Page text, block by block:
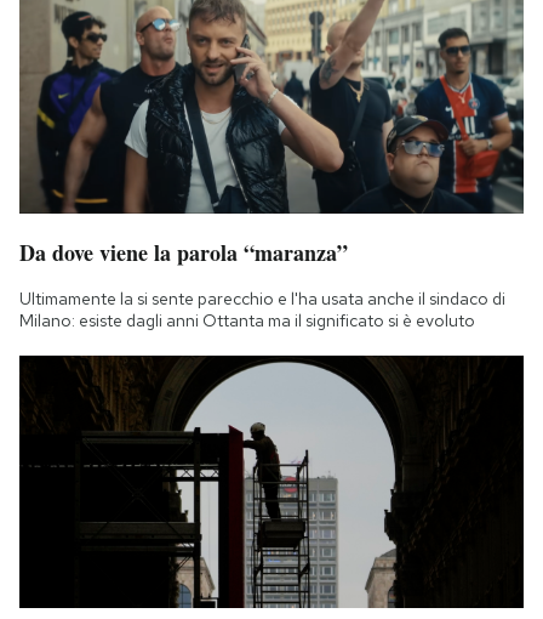
Da dove viene la parola “maranza”
Ultimamente la si sente parecchio e l'ha usata anche il sindaco di
Milano: esiste dagli anni Ottanta ma il significato si è evoluto